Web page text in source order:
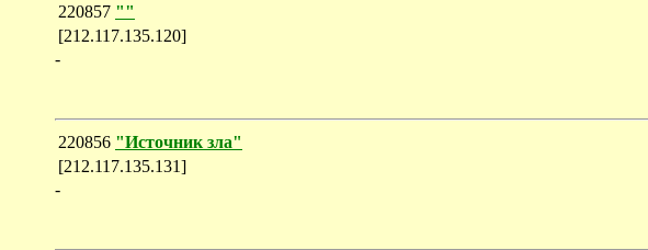
220857 ""
[212.117.135.120]
-
220856 "Источник зла"
[212.117.135.131]
-